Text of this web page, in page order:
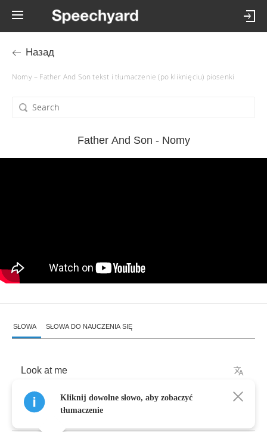
Назад
Nomy – Father And Son tekst i tłumaczenie (po kliknięciu) piosenki
Father And Son - Nomy
SŁOWA SŁOWA DO NAUCZENIA SIĘ
Look at me
I've got question and
Kliknij dowolne słowo, aby zobaczyć
tłumaczenie